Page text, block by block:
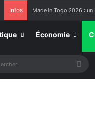
Infos Made in Togo 2026 :
Économie